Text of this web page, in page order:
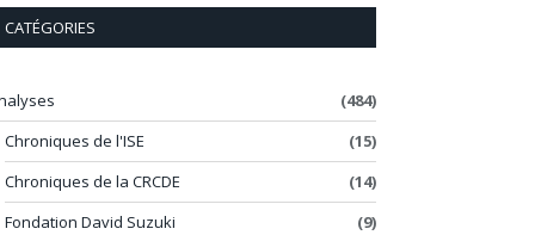
CATÉGORIES
(484)
Chroniques de l'ISE
(15)
Chroniques de la CRCDE
(14)
Fondation David Suzuki
(9)